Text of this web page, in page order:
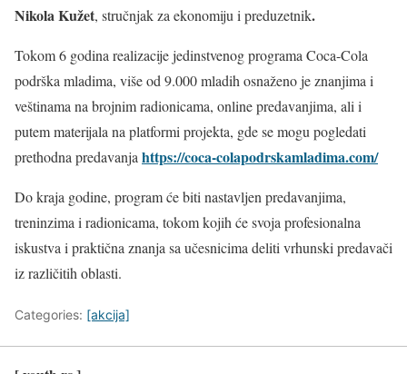
Nikola Kužet, stručnjak za ekonomiju i preduzetnik.
Tokom 6 godina realizacije jedinstvenog programa Coca-Cola
podrška mladima, više od 9.000 mladih osnaženo je znanjima i
veštinama na brojnim radionicama, online predavanjima, ali i
putem materijala na platformi projekta, gde se mogu pogledati
prethodna predavanja https://coca-colapodrskamladima.com/
Do kraja godine, program će biti nastavljen predavanjima,
treninzima i radionicama, tokom kojih će svoja profesionalna
iskustva i praktična znanja sa učesnicima deliti vrhunski predavači
iz različitih oblasti.
Categories: [akcija]